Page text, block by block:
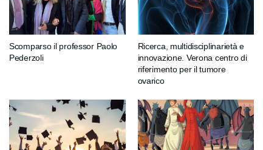
Scomparso il professor Paolo
Pederzoli
Ricerca, multidisciplinarietà e
innovazione. Verona centro di
riferimento per il tumore
ovarico